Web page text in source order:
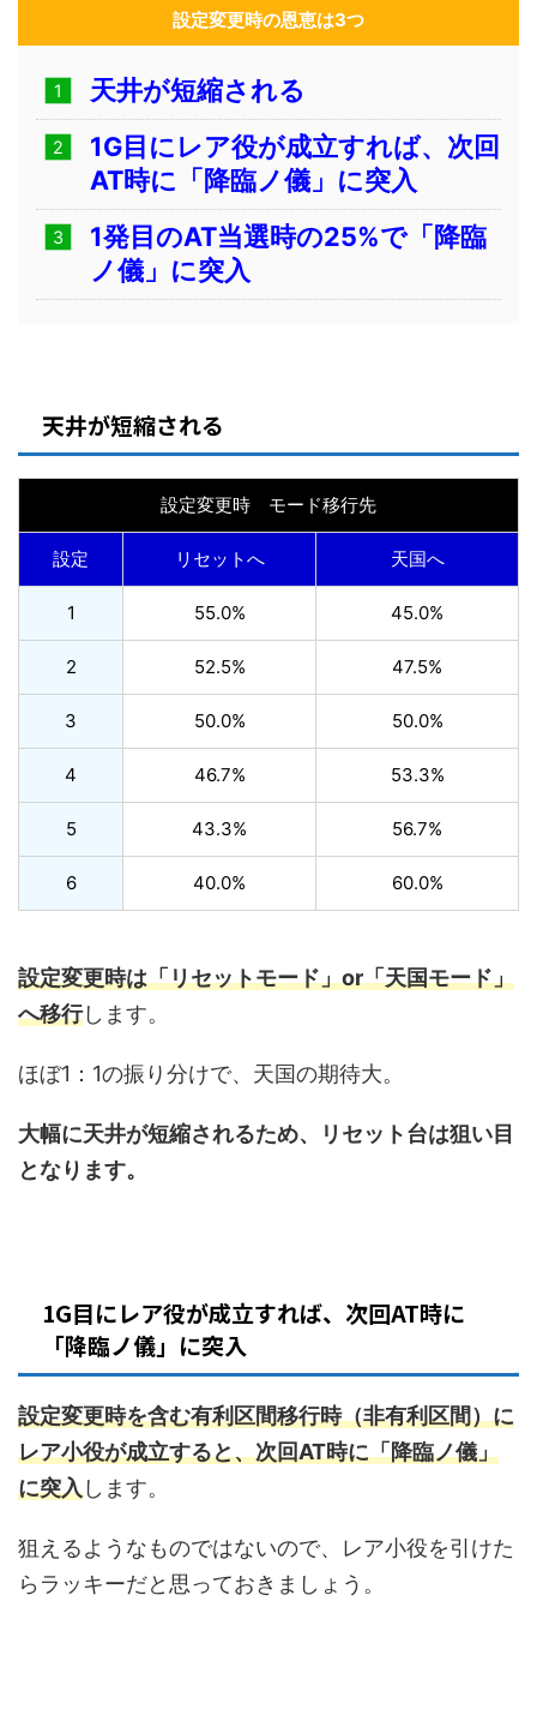
設定変更時の恩恵は3つ
天井が短縮される
1G目にレア役が成立すれば、次回
AT時に 「降臨ノ儀」に突入
1発目のAT当選時の25%で「降臨
ノ儀」に突入
天井が短縮される
設定変更時 モード移行先
設定 リセットへ 天国へ
1 55.0% 45.0%
2 52.5% 47.5%
3 50.0% 50.0%
4 46.7% 53.3%
5 43.3% 56.7%
6 40.0% 60.0%
設定変更時は「リセットモード」or「天国モード」
へ移行します。
ほぼ1：1の振り分けで、天国の期待大。
大幅に天井が短縮されるため、リセット台は狙い目
となります。
1G目にレア役が成立すれば、次回AT時に
「降臨ノ儀」に突入
設定変更時を含む有利区間移行時（非有利区間）に
レア小役が成立すると、次回AT時に「降臨ノ儀」
に突入します。
狙えるようなものではないので、レア小役を引けた
らラッキーだと思っておきましょう。